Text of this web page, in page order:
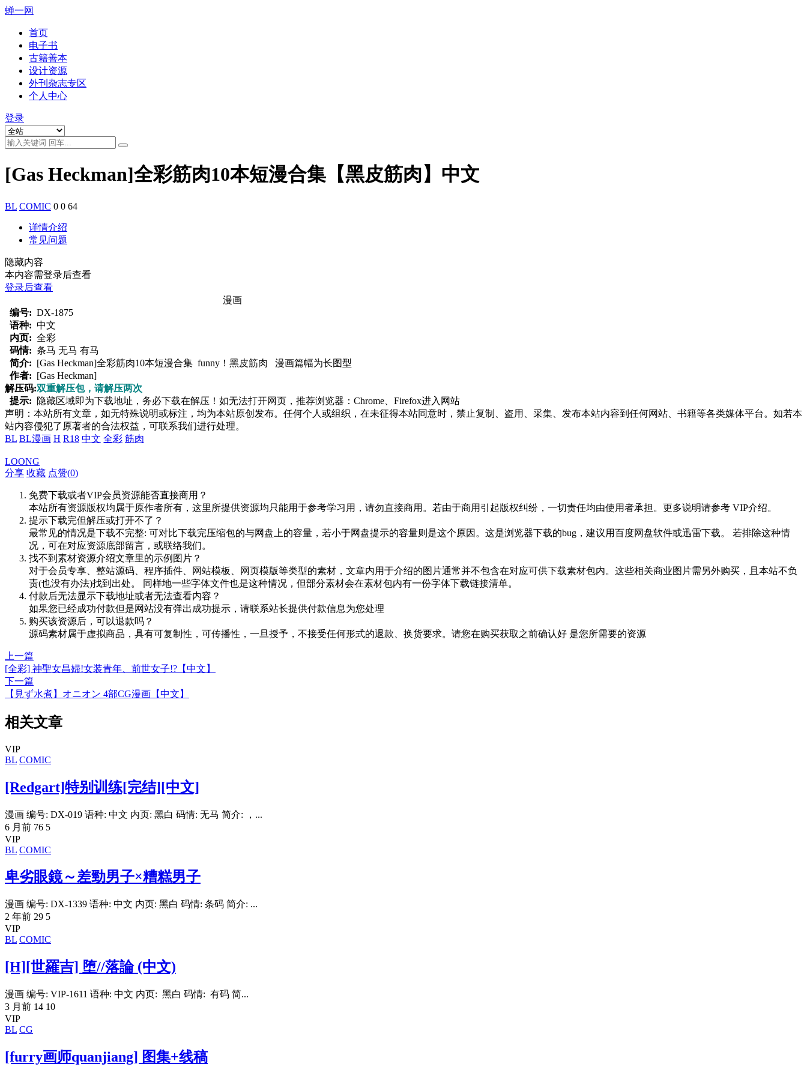
蝉一网
首页
电子书
古籍善本
设计资源
外刊杂志专区
个人中心
登录
[Gas Heckman]全彩筋肉10本短漫合集【黑皮筋肉】中文
BL COMIC 0 0 64
详情介绍
常见问题
隐藏内容
本内容需登录后查看
登录后查看
漫画
编号: DX-1875
语种: 中文
内页: 全彩
码情: 条马 无马 有马
简介: [Gas Heckman]全彩筋肉10本短漫合集 funny！黑皮筋肉 漫画篇幅为长图型
作者: [Gas Heckman]
解压码:双重解压包，请解压两次
提示:
隐藏区域即为下载地址，务必下载在解压！如无法打开网页，推荐浏览器：Chrome、Firefox进入网站
声明：本站所有文章，如无特殊说明或标注，均为本站原创发布。任何个人或组织，在未征得本站同意时，禁止复制、盗用、采集、发布本站内容到任何网站、书籍等各类媒体平台。如若本
站内容侵犯了原著者的合法权益，可联系我们进行处理。
BL BL漫画 H R18 中文 全彩 筋肉
LOONG
分享 收藏 点赞(0)
免费下载或者VIP会员资源能否直接商用？
本站所有资源版权均属于原作者所有，这里所提供资源均只能用于参考学习用，请勿直接商用。若由于商用引起版权纠纷，一切责任均由使用者承担。更多说明请参考 VIP介绍。
提示下载完但解压或打开不了？
最常见的情况是下载不完整: 可对比下载完压缩包的与网盘上的容量，若小于网盘提示的容量则是这个原因。这是浏览器下载的bug，建议用百度网盘软件或迅雷下载。 若排除这种情
况，可在对应资源底部留言，或联络我们。
找不到素材资源介绍文章里的示例图片？
对于会员专享、整站源码、程序插件、网站模板、网页模版等类型的素材，文章内用于介绍的图片通常并不包含在对应可供下载素材包内。这些相关商业图片需另外购买，且本站不负
责(也没有办法)找到出处。 同样地一些字体文件也是这种情况，但部分素材会在素材包内有一份字体下载链接清单。
付款后无法显示下载地址或者无法查看内容？
如果您已经成功付款但是网站没有弹出成功提示，请联系站长提供付款信息为您处理
购买该资源后，可以退款吗？
源码素材属于虚拟商品，具有可复制性，可传播性，一旦授予，不接受任何形式的退款、换货要求。请您在购买获取之前确认好 是您所需要的资源
上一篇
[全彩] 神聖女昌婦!女装青年、前世女子!?【中文】
下一篇
【見ず水煮】オニオン 4部CG漫画【中文】
相关文章
VIP
BL COMIC
[Redgart]特别训练[完结][中文]
漫画 编号: DX-019 语种: 中文 内页: 黑白 码情: 无马 简介: ，...
6 月前 76 5
VIP
BL COMIC
卑劣眼鏡～差勁男子×糟糕男子
漫画 编号: DX-1339 语种: 中文 内页: 黑白 码情: 条码 简介: ...
2 年前 29 5
VIP
BL COMIC
[H][世羅吉] 堕//落論 (中文)
漫画 编号: VIP-1611 语种: 中文 内页: 黑白 码情: 有码 简...
3 月前 14 10
VIP
BL CG
[furry画师quanjiang] 图集+线稿